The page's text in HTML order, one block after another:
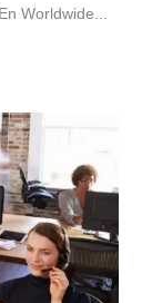
Worldwide...